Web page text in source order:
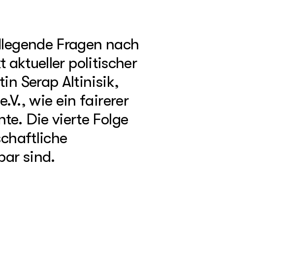
Fragen nach
aktueller politischer
Serap Altinisik,
wie ein fairerer
Die vierte Folge
sind.